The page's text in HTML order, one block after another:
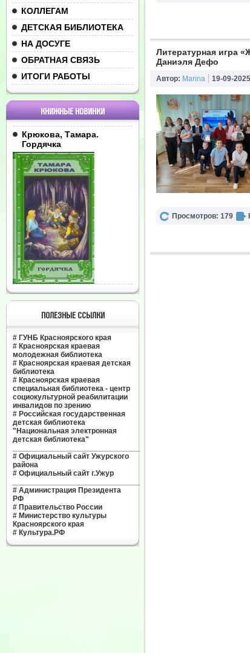
КОЛЛЕГАМ
ДЕТСКАЯ БИБЛИОТЕКА
НА ДОСУГЕ
ОБРАТНАЯ СВЯЗЬ
ИТОГИ РАБОТЫ
КНИЖНЫЕ НОВИНКИ
Крюкова, Тамара.
Гордячка
ПОЛЕЗНЫЕ ССЫЛКИ
# ГУНБ Красноярского края
# Красноярская краевая
молодежная библиотека
# Красноярская краевая детская
библиотека
# Красноярская краевая
специальная библиотека - центр
социокультурной реабилитации
инвалидов по зрению
# Российская государственная
детская библиотека
"Национальная электронная
детская библиотека"
# Официальный сайт Ужурского
района
# Официальный сайт г.Ужур
# Администрация Президента
РФ
# Правительство России
# Министерство культуры
Красноярского края
# Культура.РФ
Литературная игра
Даниэля Дефо
Автор: Marina 19-09-
Просмотров: 179